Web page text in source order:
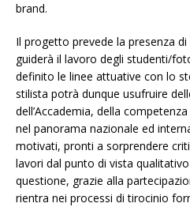
brand.
Il progetto prevede la presenza
guiderà il lavoro degli studenti/
definito le linee attuative con lo
stilista potrà dunque usufruire
dell’Accademia, della
nel panorama nazionale ed
motivati, pronti a sorprendere
lavori dal punto di vista
questione, grazie alla
rientra nei processi di tirocinio